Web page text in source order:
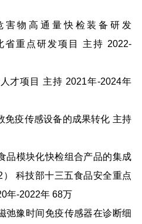
物高通量快检装备研发
省重点研发项目 主持 2022-
项目 主持 2021年-2024年
疫传感设备的成果转化 主持
模块化快检组合产品的集成
科技部十三五食品安全重点
年-2022年 68万
豫时间免疫传感器在诊断细